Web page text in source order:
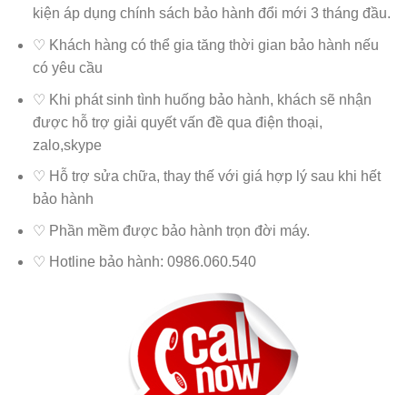
kiện áp dụng chính sách bảo hành đổi mới 3 tháng đầu.
♡ Khách hàng có thể gia tăng thời gian bảo hành nếu
có yêu cầu
♡ Khi phát sinh tình huống bảo hành, khách sẽ nhận
được hỗ trợ giải quyết vấn đề qua điện thoại,
zalo,skype
♡ Hỗ trợ sửa chữa, thay thế với giá hợp lý sau khi hết
bảo hành
♡ Phần mềm được bảo hành trọn đời máy.
♡ Hotline bảo hành: 0986.060.540